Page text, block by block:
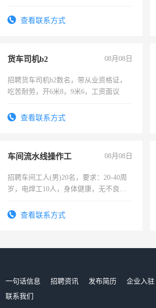
录，客服要求45岁以下高中以上文化，
查看联系方式
货车司机b2 08月08日
招聘货车司机b2数名，带从业资格证，
吃苦耐劳，开6米8，9米6，工资面议
查看联系方式
车间流水线操作工 08月08日
招聘车间工人(男)20名，要求：20-40周
岁，电焊工10人，身体健康，无不良嗜
宿，免费发放劳保用品，两班倒，每月
查看联系方式
一句话信息 招聘资讯 发布简历 企业入驻
联系我们